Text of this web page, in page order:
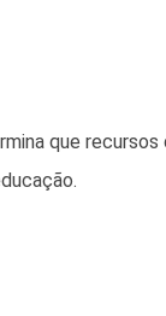
que recursos